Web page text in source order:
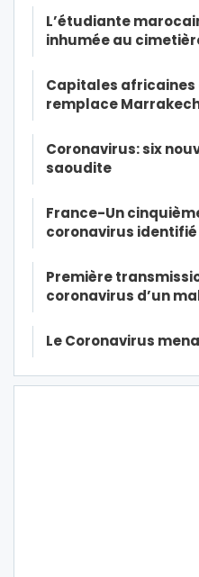
L’étudiante
inhumée au
Capitales
remplace
Coronavirus: six
saoudite
France-Un
coronavirus identifié
Première
coronavirus d’un
Le Coronavirus